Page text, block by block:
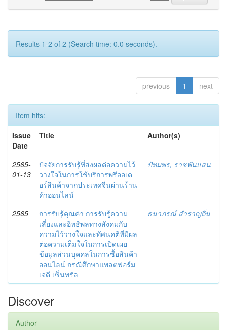
Results 1-2 of 2 (Search time: 0.0 seconds).
previous 1 next
Item hits:
Issue
Date
Title Author(s)
2565-
01-13
ปัจจัยการรับรู้ที่ส่งผลต่อความไว้
วางใจในการใช้บริการพรีออเด
อร์สินค้าจากประเทศจีนผ่านร้าน
ค้าออนไลน์
ปัทมพร, ราชพันแสน
2565
การรับรู้คุณค่า การรับรู้ความ
เสี่ยงและอิทธิพลทางสังคมกับ
ความไว้วางใจและทัศนคติที่มีผล
ต่อความเต็มใจในการเปิดเผย
ข้อมูลส่วนบุคคลในการซื้อสินค้า
ออนไลน์ กรณีศึกษาแพลตฟอร์ม
เจดี เซ็นทรัล
ธนาภรณ์ สำราญถิ่น
Discover
Author